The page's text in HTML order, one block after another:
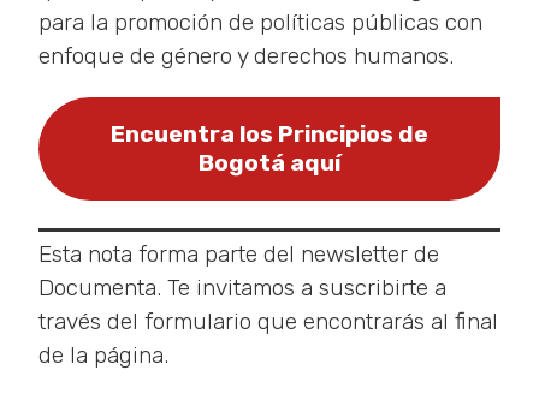
para la promoción de políticas públicas con
enfoque de género y derechos humanos.
Encuentra los Principios de
Bogotá aquí
Esta nota forma parte del newsletter de
Documenta. Te invitamos a suscribirte a
través del formulario que encontrarás al final
de la página.